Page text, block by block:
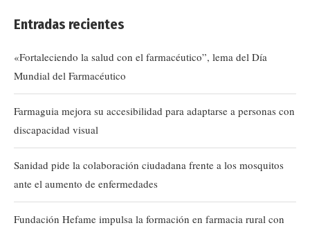
Entradas recientes
«Fortaleciendo la salud con el farmacéutico”, lema del Día
Mundial del Farmacéutico
Farmaguia mejora su accesibilidad para adaptarse a personas con
discapacidad visual
Sanidad pide la colaboración ciudadana frente a los mosquitos
ante el aumento de enfermedades
Fundación Hefame impulsa la formación en farmacia rural con